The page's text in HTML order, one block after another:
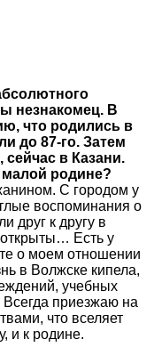
незнакомец. В
что родились в
до 87-го. Затем
в Казани.
малой родине?
С городом у
воспоминания о
друг к другу в
открыты… Есть у
о моем отношении
в Волжске кипела,
учебных
приезжаю на
что вселяет
и к родине.